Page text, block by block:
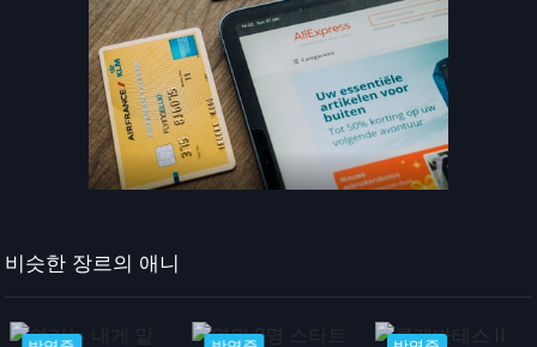
비슷한 장르의 애니